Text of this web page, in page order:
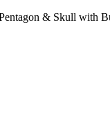
& Skull with